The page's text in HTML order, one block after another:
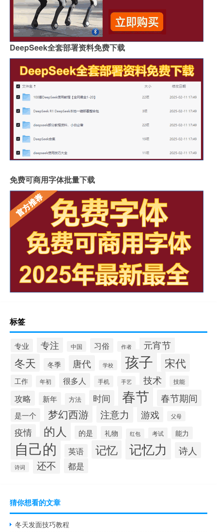
DeepSeek全套部署资料免费下载
免费可商用字体批量下载
标签
专业 专注 中国 习俗 作者 元宵节
冬天 冬季 唐代 学校 孩子 宋代
工作 年初 很多人 手机 手艺 技术 技能
攻略 新年 方法 时间 春节 春节期间
是一个 梦幻西游 注意力 游戏 父母
疫情 的人 的是 礼物 红包 考试 能力
自己的 英语 记忆 记忆力 诗人
诗词 还不 都是
猜你想看的文章
冬天发面技巧教程